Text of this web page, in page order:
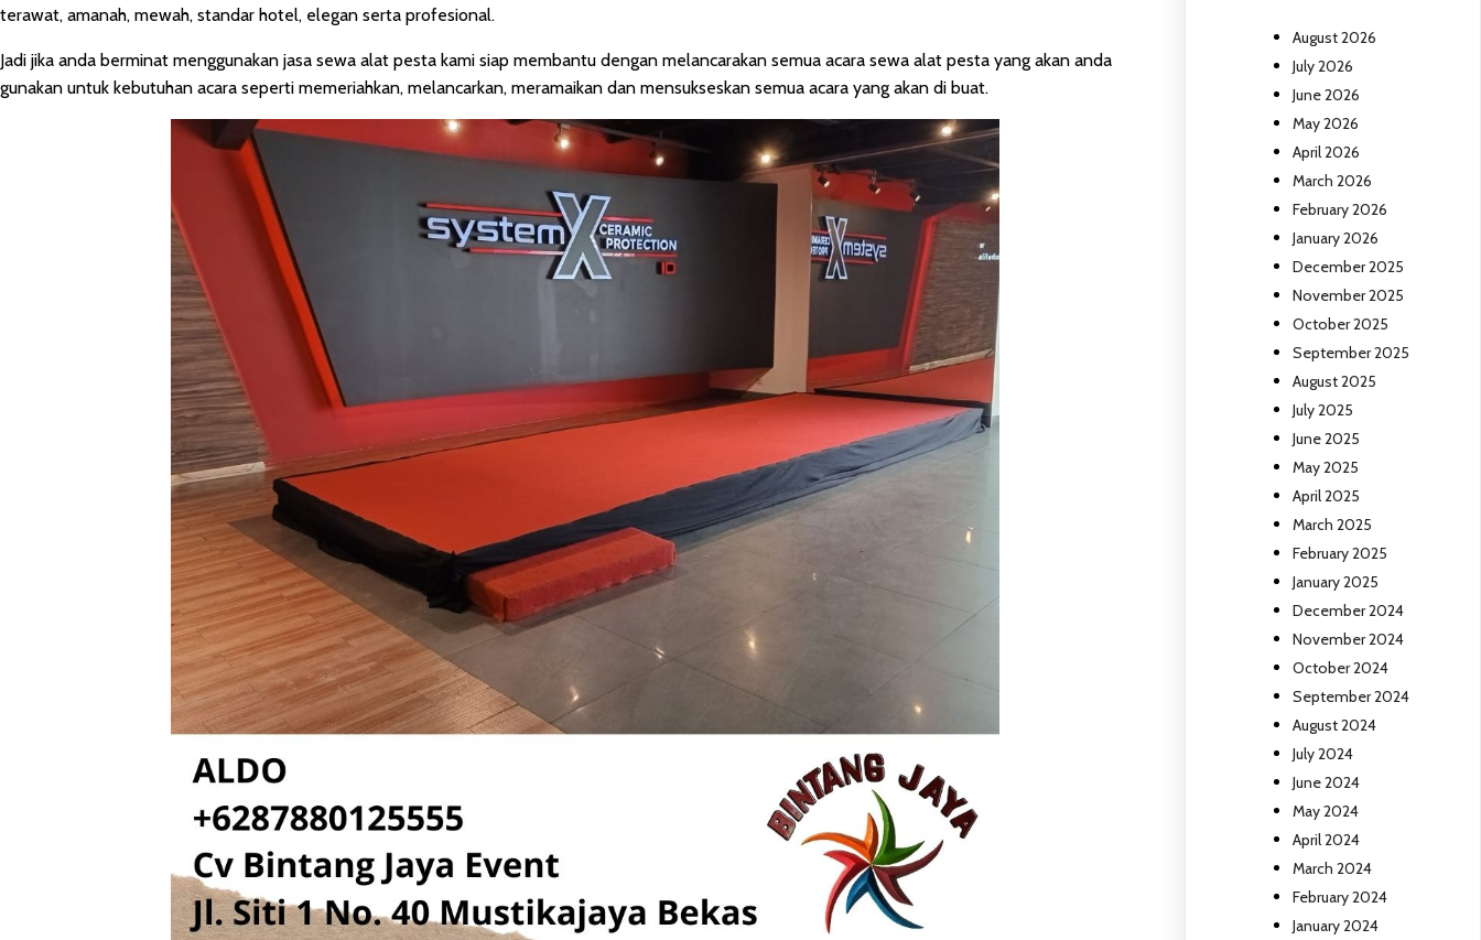
terawat, amanah, mewah, standar hotel, elegan serta profesional.
Jadi jika anda berminat menggunakan jasa sewa alat pesta kami siap membantu dengan melancarakan semua acara sewa alat pesta yang akan anda
gunakan untuk kebutuhan acara seperti memeriahkan, melancarkan, meramaikan dan mensukseskan semua acara yang akan di buat.
August 2026
July 2026
June 2026
May 2026
April 2026
March 2026
February 2026
January 2026
December 2025
November 2025
October 2025
September 2025
August 2025
July 2025
June 2025
May 2025
April 2025
March 2025
February 2025
January 2025
December 2024
November 2024
October 2024
September 2024
August 2024
July 2024
June 2024
May 2024
April 2024
March 2024
February 2024
January 2024